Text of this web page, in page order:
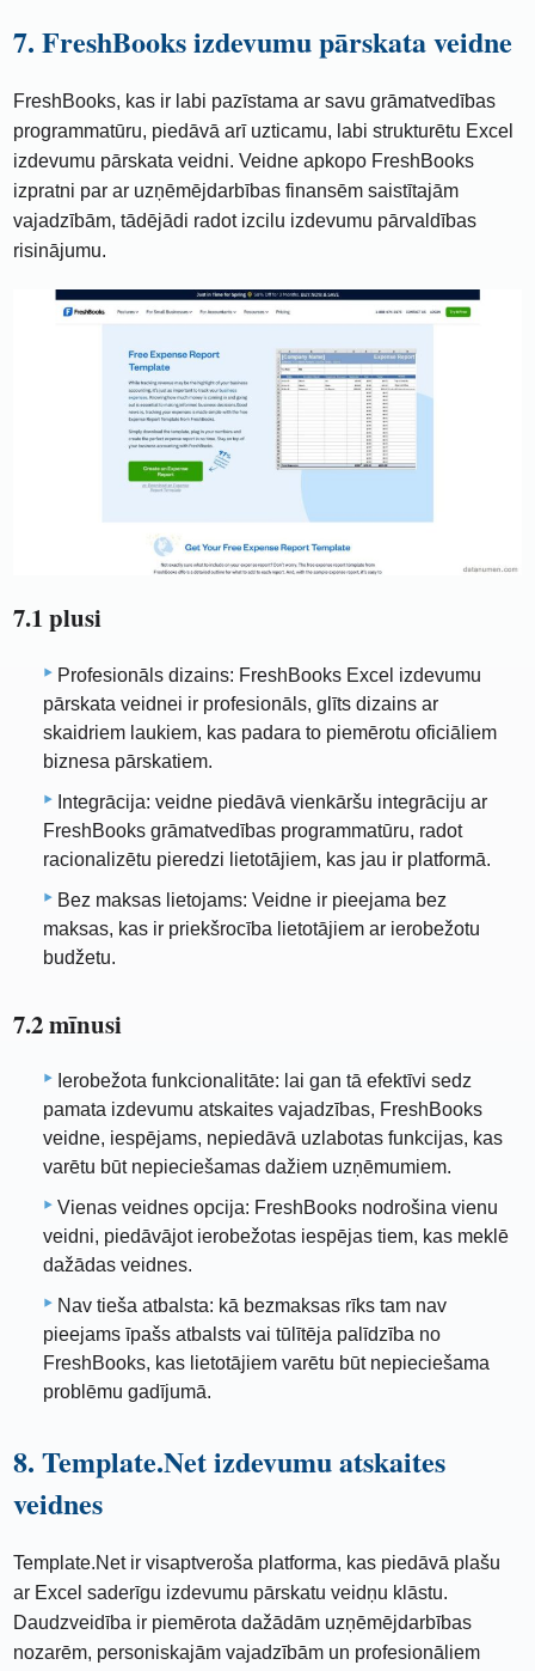
7. FreshBooks izdevumu pārskata veidne
FreshBooks, kas ir labi pazīstama ar savu grāmatvedības
programmatūru, piedāvā arī uzticamu, labi strukturētu Excel
izdevumu pārskata veidni. Veidne apkopo FreshBooks
izpratni par ar uzņēmējdarbības finansēm saistītajām
vajadzībām, tādējādi radot izcilu izdevumu pārvaldības
risinājumu.
7.1 plusi
Profesionāls dizains: FreshBooks Excel izdevumu
pārskata veidnei ir profesionāls, glīts dizains ar
skaidriem laukiem, kas padara to piemērotu oficiāliem
biznesa pārskatiem.
Integrācija: veidne piedāvā vienkāršu integrāciju ar
FreshBooks grāmatvedības programmatūru, radot
racionalizētu pieredzi lietotājiem, kas jau ir platformā.
Bez maksas lietojams: Veidne ir pieejama bez
maksas, kas ir priekšrocība lietotājiem ar ierobežotu
budžetu.
7.2 mīnusi
Ierobežota funkcionalitāte: lai gan tā efektīvi sedz
pamata izdevumu atskaites vajadzības, FreshBooks
veidne, iespējams, nepiedāvā uzlabotas funkcijas, kas
varētu būt nepieciešamas dažiem uzņēmumiem.
Vienas veidnes opcija: FreshBooks nodrošina vienu
veidni, piedāvājot ierobežotas iespējas tiem, kas meklē
dažādas veidnes.
Nav tieša atbalsta: kā bezmaksas rīks tam nav
pieejams īpašs atbalsts vai tūlītēja palīdzība no
FreshBooks, kas lietotājiem varētu būt nepieciešama
problēmu gadījumā.
8. Template.Net izdevumu atskaites
veidnes
Template.Net ir visaptveroša platforma, kas piedāvā plašu
ar Excel saderīgu izdevumu pārskatu veidņu klāstu.
Daudzveidība ir piemērota dažādām uzņēmējdarbības
nozarēm, personiskajām vajadzībām un profesionāliem